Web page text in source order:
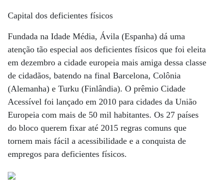
Capital dos deficientes físicos
Fundada na Idade Média, Ávila (Espanha) dá uma
atenção tão especial aos deficientes físicos que foi eleita
em dezembro a cidade europeia mais amiga dessa classe
de cidadãos, batendo na final Barcelona, Colônia
(Alemanha) e Turku (Finlândia). O prêmio Cidade
Acessível foi lançado em 2010 para cidades da União
Europeia com mais de 50 mil habitantes. Os 27 países
do bloco querem fixar até 2015 regras comuns que
tornem mais fácil a acessibilidade e a conquista de
empregos para deficientes físicos.